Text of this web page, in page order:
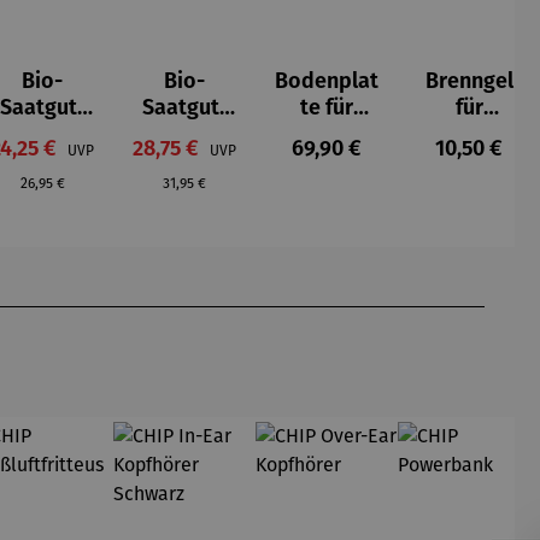
Bio-
Saatgut-
Holzbox S
-
Mittelalte
€
UVP
Regulärer Preis:
26,95 €
Bio-
Saatgut-
Kartonbo
x S -
Gemüsera
Verkaufspreis:
28,75 €
UVP
Regulärer Preis:
31,95 €
Bodenplat
te für
Feuerkorb
rund Ø 70
Regulärer Preis:
69,90 €
Brenngel
für
Gelfeuerst
elle -
Regulärer
10,50 €